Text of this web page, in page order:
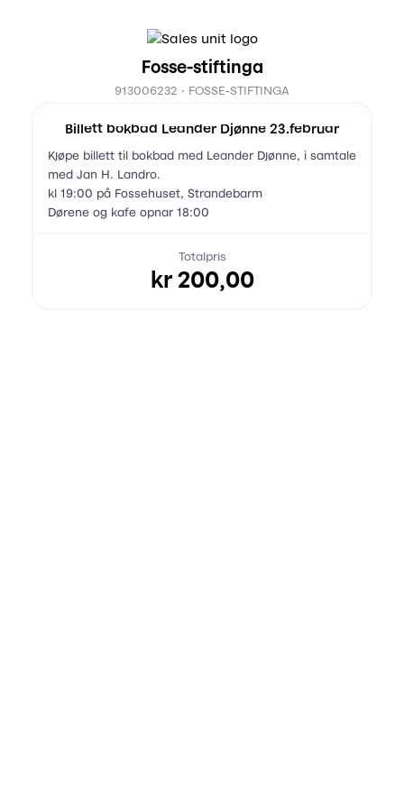
Fosse-stiftinga
913006232 · FOSSE-STIFTINGA
Billett bokbad Leander Djønne 23.februar
Kjøpe billett til bokbad med Leander Djønne, i samtale
med Jan H. Landro.
kl 19:00 på Fossehuset, Strandebarm
Dørene og kafe opnar 18:00
Totalpris
kr 200,00